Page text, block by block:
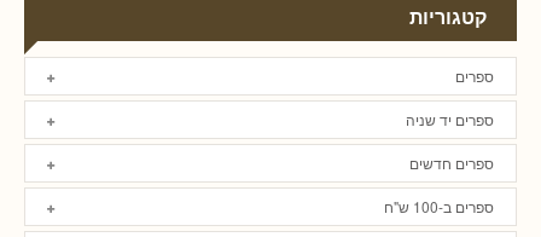
קטגוריות
ספרים
ספרים יד שניה
ספרים חדשים
ספרים ב-100 ש"ח